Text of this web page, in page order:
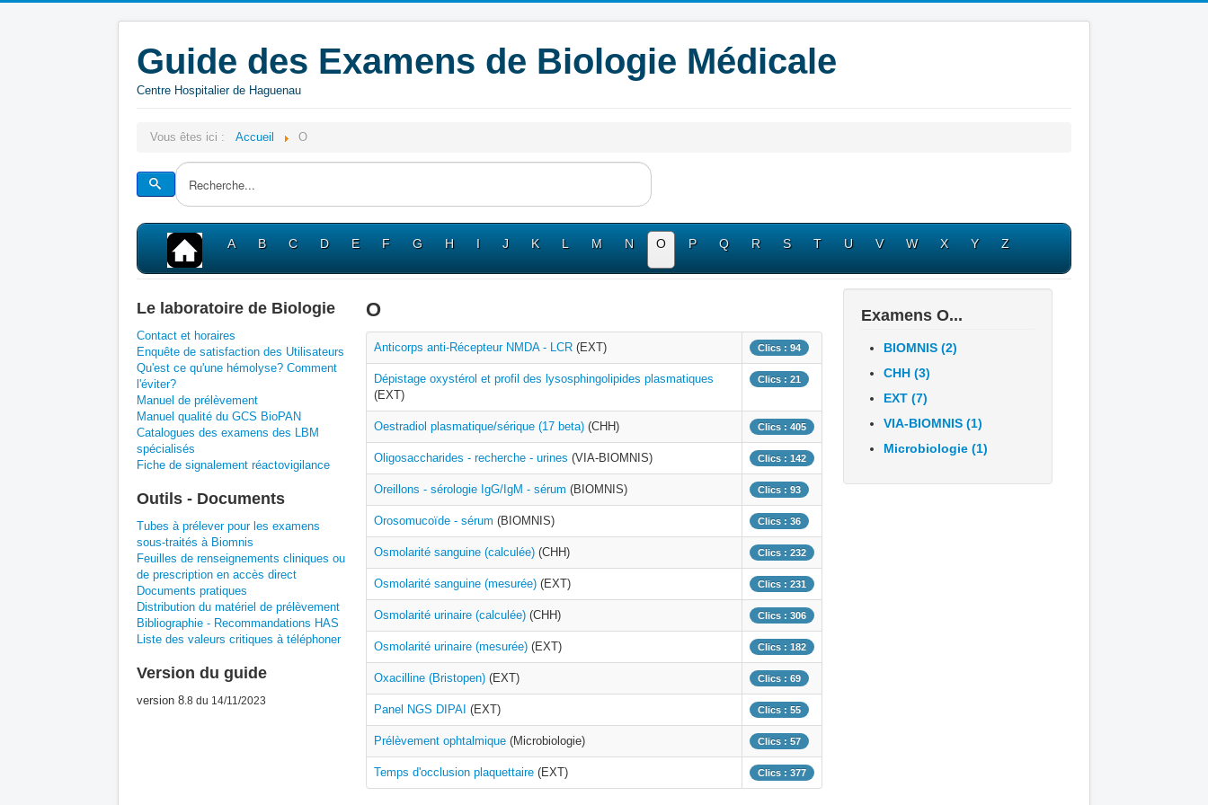
Guide des Examens de Biologie Médicale
Centre Hospitalier de Haguenau
Vous êtes ici : Accueil O
A B C D E F G H I J K L M N O P Q R S T U V W X Y Z
Le laboratoire de Biologie
Contact et horaires
Enquête de satisfaction des Utilisateurs
Qu'est ce qu'une hémolyse? Comment
l'éviter?
Manuel de prélèvement
Manuel qualité du GCS BioPAN
Catalogues des examens des LBM
spécialisés
Fiche de signalement réactovigilance
Outils - Documents
Tubes à prélever pour les examens
sous-traités à Biomnis
Feuilles de renseignements cliniques ou
de prescription en accès direct
Documents pratiques
Distribution du matériel de prélèvement
Bibliographie - Recommandations HAS
Liste des valeurs critiques à téléphoner
Version du guide
version 8.8 du 14/11/2023
O
Anticorps anti-Récepteur NMDA - LCR(EXT) Clics : 94
Dépistage oxystérol et profil des lysosphingolipides plasmatiques
(EXT)
Clics : 21
Oestradiol plasmatique/sérique (17 beta)(CHH) Clics : 405
Oligosaccharides - recherche - urines(VIA-BIOMNIS) Clics : 142
Oreillons - sérologie IgG/IgM - sérum(BIOMNIS) Clics : 93
Orosomucoïde - sérum(BIOMNIS) Clics : 36
Osmolarité sanguine (calculée)(CHH) Clics : 232
Osmolarité sanguine (mesurée)(EXT) Clics : 231
Osmolarité urinaire (calculée)(CHH) Clics : 306
Osmolarité urinaire (mesurée)(EXT) Clics : 182
Oxacilline (Bristopen)(EXT) Clics : 69
Panel NGS DIPAI(EXT) Clics : 55
Prélèvement ophtalmique(Microbiologie) Clics : 57
Temps d'occlusion plaquettaire(EXT) Clics : 377
Examens O...
BIOMNIS (2)
CHH (3)
EXT (7)
VIA-BIOMNIS (1)
Microbiologie (1)